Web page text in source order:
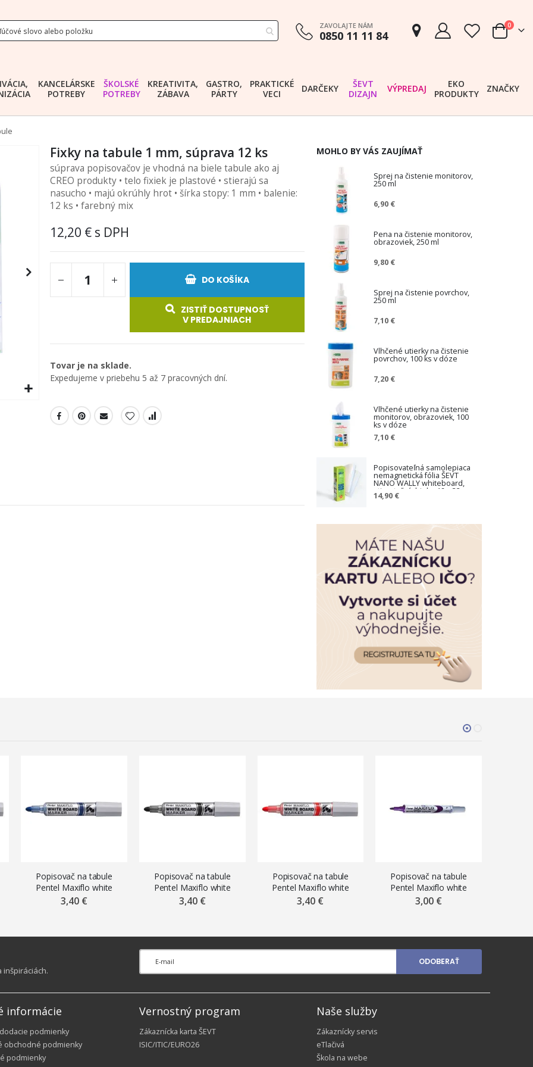
ZAVOLAJTE NÁM
0850 11 11 84 Cart
0
KANCELÁRSKE
POTREBY
ŠKOLSKÉ
POTREBY
KREATIVITA,
ZÁBAVA
GASTRO,
PÁRTY
PRAKTICKÉ
VECI
DARČEKY
ŠEVT
DIZAJN
VÝPREDAJ
EKO
PRODUKTY
ZNAČKY
Fixky na tabule 1 mm, súprava 12 ks
súprava popisovačov je vhodná na biele tabule ako aj
CREO produkty • telo fixiek je plastové • stierajú sa
nasucho • majú okrúhly hrot • šírka stopy: 1 mm • balenie:
12 ks • farebný mix
12,20 €
DO KOŠÍKA
ZISTIŤ DOSTUPNOSŤ
V PREDAJNIACH
Tovar je na sklade.
Expedujeme v priebehu 5 až 7 pracovných dní.
MOHLO BY VÁS ZAUJÍMAŤ
Sprej na čistenie monitorov,
250 ml
6,90 €
Pena na čistenie monitorov,
obrazoviek, 250 ml
9,80 €
Sprej na čistenie povrchov,
250 ml
7,10 €
Vlhčené utierky na čistenie
povrchov, 100 ks v dóze
7,20 €
Vlhčené utierky na čistenie
monitorov, obrazoviek, 100
ks v dóze
7,10 €
Popisovateľná samolepiaca
nemagnetická fólia ŠEVT
NANO WALLY whiteboard,
stierateľná, biela, 46 x 32 cm,
3 ks
14,90 €
Popisovač na tabule
Pentel Maxiflo white
board MWL5W-B, 4 mm,
3,40 €
Popisovač na tabule
Pentel Maxiflo white
board MWL5W-B, 4 mm,
3,40 €
Popisovač na tabule
Pentel Maxiflo white
board MWL5W-B, 4 mm,
3,40 €
Popisovač na tabule
Pentel Maxiflo white
board MWL5S-D, 4 mm,
3,00 €
ODOBERAŤ
informácie
podmienky
obchodné podmienky
podmienky
Vernostný program
Zákaznícka karta ŠEVT
ISIC/ITIC/EURO26
Naše služby
Zákaznícky servis
eTlačivá
Škola na webe